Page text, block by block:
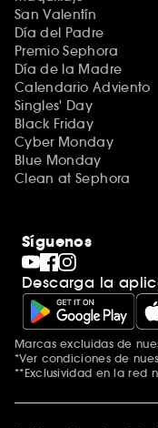
San Valentín
Día del Padre
Premio Sephora
Día de la Madre
Calendario Adviento
Singles' Day
Black Friday
Cyber Monday
Blue Monday
Clean at Sephora
Síguenos
Descarga la
Marcas excluidas de
*Ver condiciones de
**Exclusividad en la red